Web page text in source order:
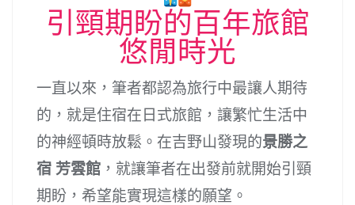
引頸期盼的百年旅館
悠閒時光
一直以來，筆者都認為旅行中最讓人期待
的，就是住宿在日式旅館，讓繁忙生活中
的神經頓時放鬆。在吉野山發現的景勝之
宿 芳雲館 ，就讓筆者在出發前就開始引頸
期盼，希望能實現這樣的願望。